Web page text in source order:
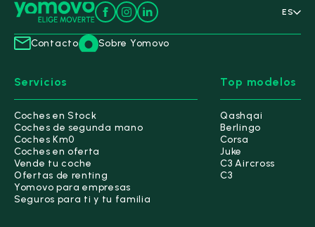
ES
Contacto Sobre Yomovo
Servicios
Coches en Stock
Coches de segunda mano
Coches Km0
Coches en oferta
Vende tu coche
Ofertas de renting
Yomovo para empresas
Seguros para ti y tu familia
Top modelos
Qashqai
Berlingo
Corsa
Juke
C3 Aircross
C3